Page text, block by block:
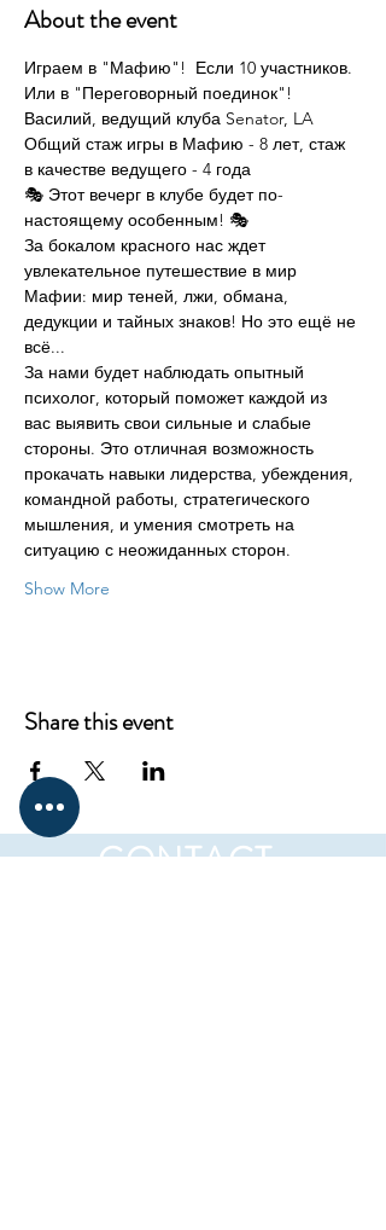
About the event
Играем в "Мафию"!  Если 10 участников.
Или в "Переговорный поединок"!
Василий, ведущий клуба Senator, LA
Общий стаж игры в Мафию - 8 лет, стаж
в качестве ведущего - 4 года
🎭 Этот вечерг в клубе будет по-
настоящему особенным! 🎭
За бокалом красного нас ждет
увлекательное путешествие в мир
Мафии: мир теней, лжи, обмана,
дедукции и тайных знаков! Но это ещё не
всё...
За нами будет наблюдать опытный
психолог, который поможет каждой из
вас выявить свои сильные и слабые
стороны. Это отличная возможность
прокачать навыки лидерства, убеждения,
командной работы, стратегического
мышления, и умения смотреть на
ситуацию с неожиданных сторон.
Show More
Share this event
CONTACT